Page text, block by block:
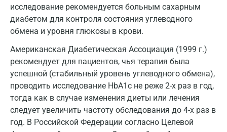
исследование рекомендуется больным сахарным
диабетом для контроля состояния углеводного
обмена и уровня глюкозы в крови.
Американская Диабетическая Ассоциация (1999 г.)
рекомендует для пациентов, чья терапия была
успешной (стабильный уровень углеводного обмена),
проводить исследование HbA1c не реже 2-х раз в год,
тогда как в случае изменения диеты или лечения
следует увеличить частоту обследования до 4-х раз в
год. В Российской Федерации согласно Целевой
Королев
Кострома
Котельники
Красногорск
Краснодар
Красноярск